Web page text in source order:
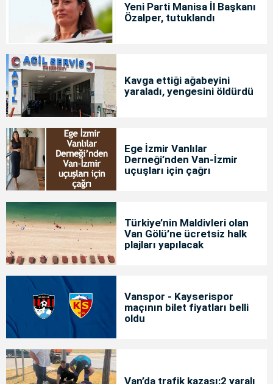
Yeni Parti Manisa İl Başkanı
Özalper, tutuklandı
Kavga ettiği ağabeyini
yaraladı, yengesini öldürdü
Ege İzmir Vanlılar
Derneği’nden Van-İzmir
uçuşları için çağrı
Türkiye’nin Maldivleri olan
Van Gölü’ne ücretsiz halk
plajları yapılacak
Vanspor - Kayserispor
maçının bilet fiyatları belli
oldu
Van’da trafik kazası:2 yaralı